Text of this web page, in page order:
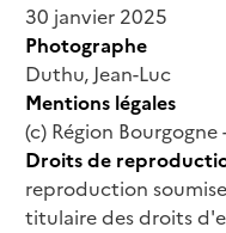
30 janvier 2025
Photographe
Duthu, Jean-Luc
Mentions légales
(c) Région
Droits de
reproduction
titulaire des droits